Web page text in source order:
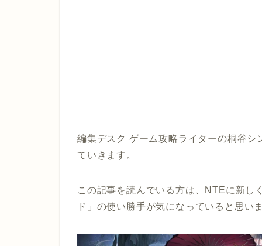
編集デスク ゲーム攻略ライターの桐谷
ていきます。
この記事を読んでいる方は、NTEに新し
ド」の使い勝手が気になっていると思い